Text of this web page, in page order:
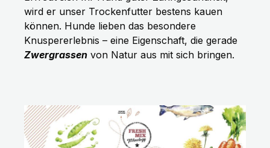
wird er unser Trockenfutter bestens kauen
können. Hunde lieben das besondere
Knuspererlebnis – eine Eigenschaft, die gerade
Zwergrassen von Natur aus mit sich bringen.